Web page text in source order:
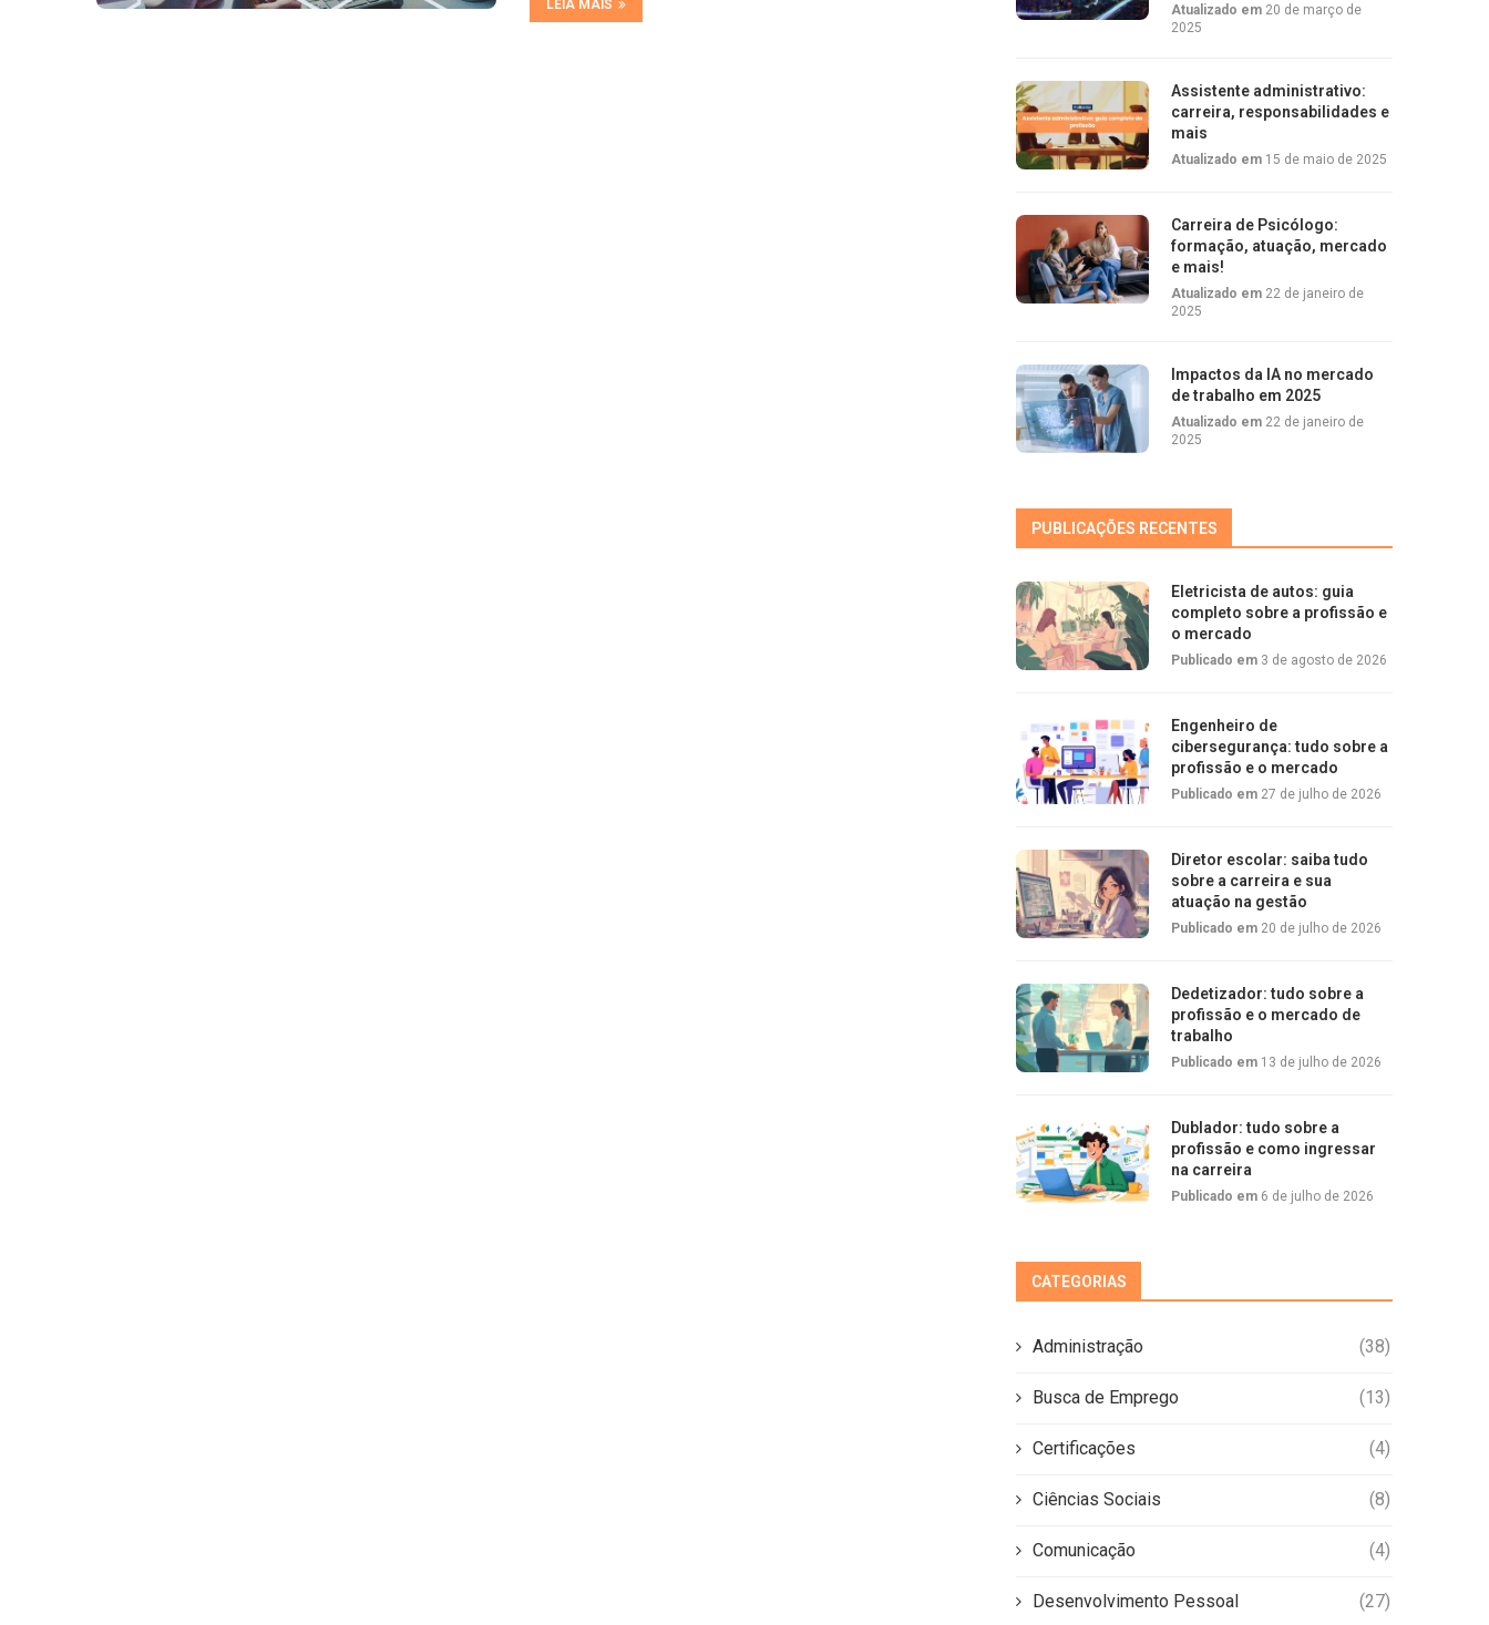
LEIA MAIS Atualizado em 20 de março de
2025
Assistente administrativo:
carreira, responsabilidades e
mais
Atualizado em 15 de maio de 2025
Carreira de Psicólogo:
formação, atuação, mercado
e mais!
Atualizado em 22 de janeiro de
2025
Impactos da IA no mercado
de trabalho em 2025
Atualizado em 22 de janeiro de
2025
PUBLICAÇÕES RECENTES
Eletricista de autos: guia
completo sobre a profissão e
o mercado
Publicado em 3 de agosto de 2026
Engenheiro de
cibersegurança: tudo sobre a
profissão e o mercado
Publicado em 27 de julho de 2026
Diretor escolar: saiba tudo
sobre a carreira e sua
atuação na gestão
Publicado em 20 de julho de 2026
Dedetizador: tudo sobre a
profissão e o mercado de
trabalho
Publicado em 13 de julho de 2026
Dublador: tudo sobre a
profissão e como ingressar
na carreira
Publicado em 6 de julho de 2026
CATEGORIAS
Administração (38)
Busca de Emprego (13)
Certificações (4)
Ciências Sociais (8)
Comunicação (4)
Desenvolvimento Pessoal (27)